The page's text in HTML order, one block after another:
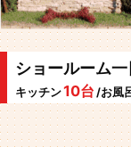
ショールーム
キッチン10台 /お風